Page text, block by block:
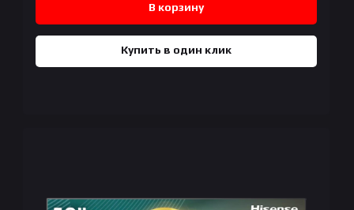
В корзину
Купить в один клик